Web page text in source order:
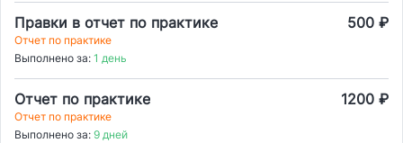
Правки в отчет по практике 500 ₽
Отчет по практике
Выполнено за: 1 день
Отчет по практике 1200 ₽
Отчет по практике
Выполнено за: 9 дней